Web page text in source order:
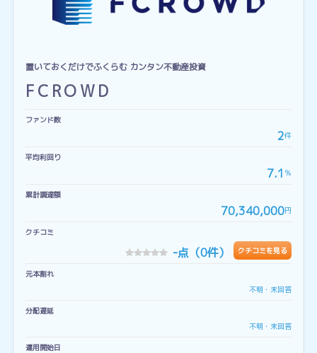
置いておくだけでふくらむ カンタン不動産投資
FCROWD
ファンド数
2件
平均利回り
7.1 ％
累計調達額
70,340,000円
クチコミ
-点（0件） クチコミを見る
元本割れ
不明・未回答
分配遅延
不明・未回答
運用開始日